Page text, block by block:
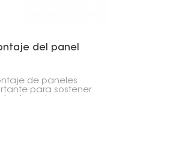
del panel
de paneles
para sostener